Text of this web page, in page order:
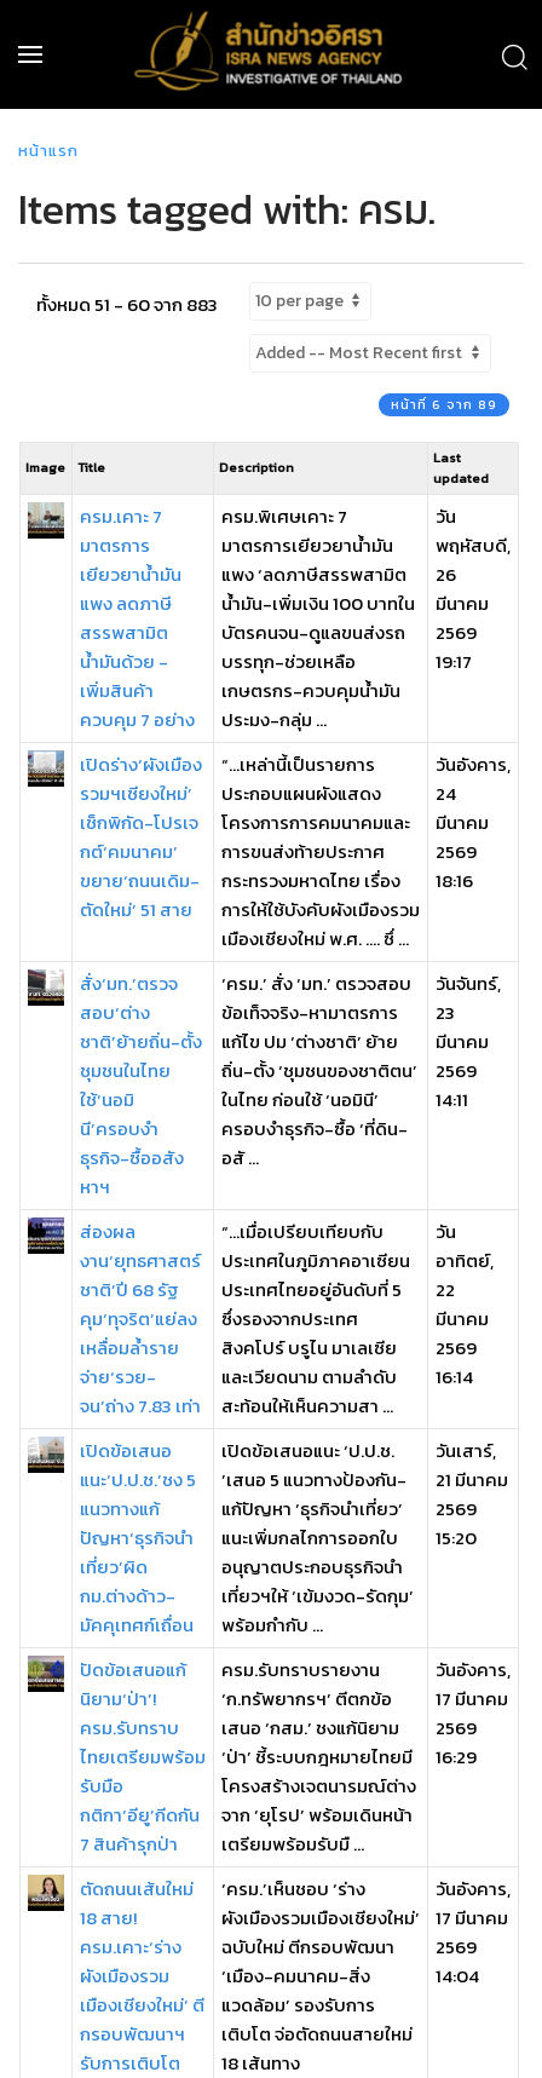
หน้าแรก
Items tagged with: ครม.
ทั้งหมด 51 - 60 จาก 883
หน้าที่ 6 จาก 89
Image Title Description
Last
updated
ครม.เคาะ 7
มาตรการ
เยียวยาน้ำมัน
แพง ลดภาษี
สรรพสามิต
น้ำมันด้วย -
เพิ่มสินค้า
ควบคุม 7 อย่าง
ครม.พิเศษเคาะ 7
มาตรการเยียวยาน้ำมัน
แพง ‘ลดภาษีสรรพสามิต
น้ำมัน-เพิ่มเงิน 100 บาทใน
บัตรคนจน-ดูแลขนส่งรถ
บรรทุก-ช่วยเหลือ
เกษตรกร-ควบคุมน้ำมัน
ประมง-กลุ่ม ...
วัน
พฤหัสบดี,
26
มีนาคม
2569
19:17
เปิดร่าง‘ผังเมือง
รวมฯเชียงใหม่’
เช็กพิกัด-โปรเจ
กต์‘คมนาคม’
ขยาย‘ถนนเดิม-
ตัดใหม่’ 51 สาย
“…เหล่านี้เป็นรายการ
ประกอบแผนผังแสดง
โครงการการคมนาคมและ
การขนส่งท้ายประกาศ
กระทรวงมหาดไทย เรื่อง
การให้ใช้บังคับผังเมืองรวม
เมืองเชียงใหม่ พ.ศ. .... ซึ่ ...
วันอังคาร,
24
มีนาคม
2569
18:16
สั่ง‘มท.’ตรวจ
สอบ‘ต่าง
ชาติ’ย้ายถิ่น-ตั้ง
ชุมชนในไทย
ใช้‘นอมิ
นี’ครอบงำ
ธุรกิจ-ซื้ออสัง
หาฯ
‘ครม.’ สั่ง ‘มท.’ ตรวจสอบ
ข้อเท็จจริง-หามาตรการ
แก้ไข ปม ‘ต่างชาติ’ ย้าย
ถิ่น-ตั้ง ‘ชุมชนของชาติตน’
ในไทย ก่อนใช้ ‘นอมินี’
ครอบงำธุรกิจ-ซื้อ ‘ที่ดิน-
อสั ...
วันจันทร์,
23
มีนาคม
2569
14:11
ส่องผล
งาน‘ยุทธศาสตร์
ชาติ’ปี 68 รัฐ
คุม‘ทุจริต’แย่ลง
เหลื่อมล้ำราย
จ่าย‘รวย-
จน’ถ่าง 7.83 เท่า
“…เมื่อเปรียบเทียบกับ
ประเทศในภูมิภาคอาเซียน
ประเทศไทยอยู่อันดับที่ 5
ซึ่งรองจากประเทศ
สิงคโปร์ บรูไน มาเลเซีย
และเวียดนาม ตามลำดับ
สะท้อนให้เห็นความสา ...
วัน
อาทิตย์,
22
มีนาคม
2569
16:14
เปิดข้อเสนอ
แนะ‘ป.ป.ช.’ชง 5
แนวทางแก้
ปัญหา‘ธุรกิจนำ
เที่ยว’ผิด
กม.ต่างด้าว-
มัคคุเทศก์เถื่อน
เปิดข้อเสนอแนะ ‘ป.ป.ช.
’เสนอ 5 แนวทางป้องกัน-
แก้ปัญหา ‘ธุรกิจนำเที่ยว’
แนะเพิ่มกลไกการออกใบ
อนุญาตประกอบธุรกิจนำ
เที่ยวฯให้ ‘เข้มงวด-รัดกุม’
พร้อมกำกับ ...
วันเสาร์,
21 มีนาคม
2569
15:20
ปัดข้อเสนอแก้
นิยาม‘ป่า’!
ครม.รับทราบ
ไทยเตรียมพร้อม
รับมือ
กติกา‘อียู’กีดกัน
7 สินค้ารุกป่า
ครม.รับทราบรายงาน
‘ก.ทรัพยากรฯ’ ตีตกข้อ
เสนอ ‘กสม.’ ชงแก้นิยาม
‘ป่า’ ชี้ระบบกฎหมายไทยมี
โครงสร้างเจตนารมณ์ต่าง
จาก ‘ยุโรป’ พร้อมเดินหน้า
เตรียมพร้อมรับมื ...
วันอังคาร,
17 มีนาคม
2569
16:29
ตัดถนนเส้นใหม่
18 สาย!
ครม.เคาะ‘ร่าง
ผังเมืองรวม
เมืองเชียงใหม่’ ตี
กรอบพัฒนาฯ
รับการเติบโต
‘ครม.’เห็นชอบ ‘ร่าง
ผังเมืองรวมเมืองเชียงใหม่’
ฉบับใหม่ ตีกรอบพัฒนา
‘เมือง-คมนาคม-สิ่ง
แวดล้อม’ รองรับการ
เติบโต จ่อตัดถนนสายใหม่
18 เส้นทาง
วันอังคาร,
17 มีนาคม
2569
14:04